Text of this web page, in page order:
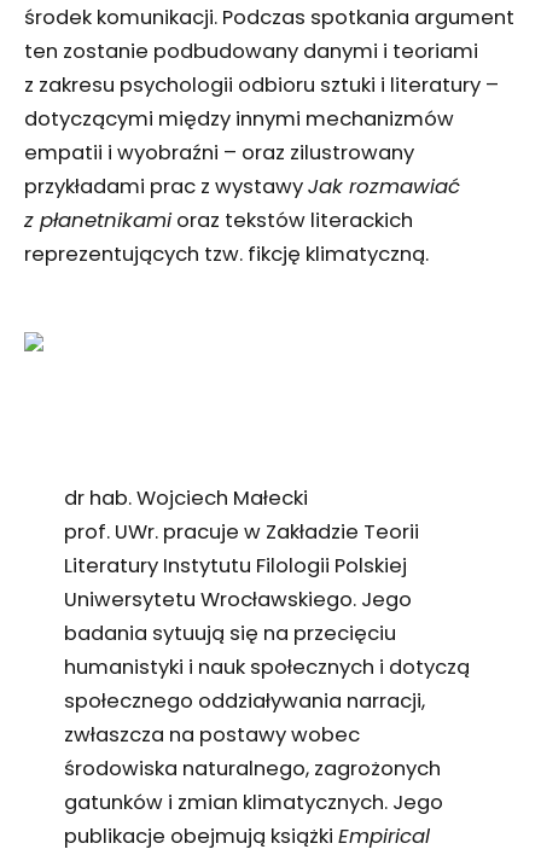
środek komunikacji. Podczas spotkania argument
ten zostanie podbudowany danymi i teoriami
z zakresu psychologii odbioru sztuki i literatury –
dotyczącymi między innymi mechanizmów
empatii i wyobraźni – oraz zilustrowany
przykładami prac z wystawyJak rozmawiać
z płanetnikamioraz tekstów literackich
reprezentujących tzw. fikcję klimatyczną.
dr hab. Wojciech Małecki
prof. UWr. pracuje w Zakładzie Teorii
Literatury Instytutu Filologii Polskiej
Uniwersytetu Wrocławskiego. Jego
badania sytuują się na przecięciu
humanistyki i nauk społecznych i dotyczą
społecznego oddziaływania narracji,
zwłaszcza na postawy wobec
środowiska naturalnego, zagrożonych
gatunków i zmian klimatycznych. Jego
publikacje obejmują książki Empirical